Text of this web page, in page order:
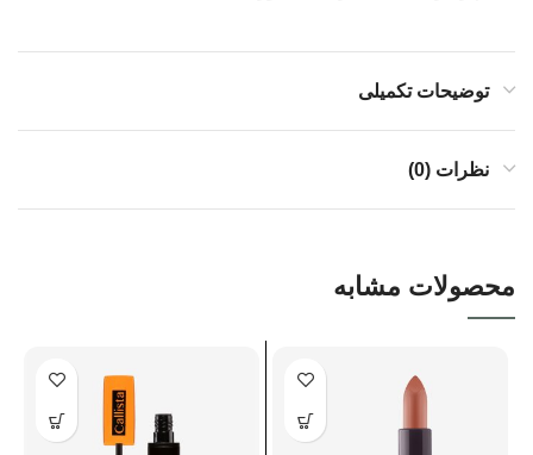
توضیحات تکمیلی
نظرات (0)
محصولات مشابه